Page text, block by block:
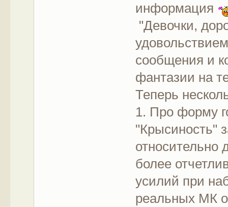
информация
"Девочки,
сообщения и
фантазии на
Теперь
1. Про форму
"Крысиность"
относительно
более
усилий при
реальных МК